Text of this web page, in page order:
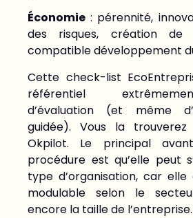
Économie : pérennité,
des risques, création de
compatible développement
Cette check-list
référentiel
d’évaluation (et même
guidée). Vous la
Okpilot. Le principal
procédure est qu’elle peut
type d’organisation, car
modulable selon le
encore la taille de l’entreprise.